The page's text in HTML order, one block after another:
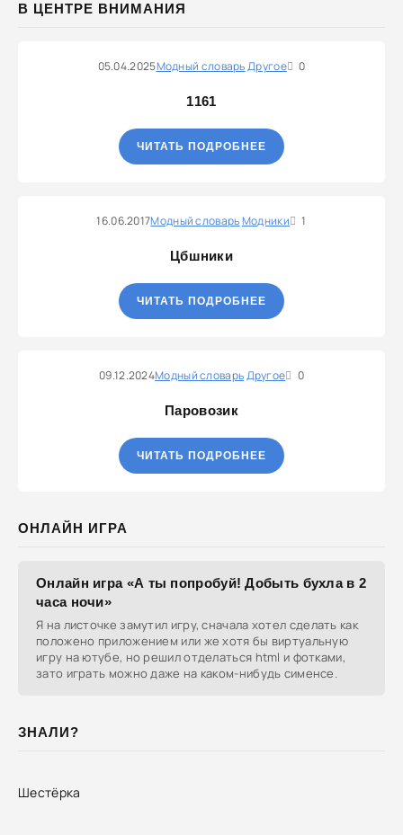
В ЦЕНТРЕ ВНИМАНИЯ
05.04.2025Модный словарьДругое 0
1161
ЧИТАТЬ ПОДРОБНЕЕ
16.06.2017Модный словарьМодники 1
Цбшники
ЧИТАТЬ ПОДРОБНЕЕ
09.12.2024Модный словарьДругое 0
Паровозик
ЧИТАТЬ ПОДРОБНЕЕ
ОНЛАЙН ИГРА
Онлайн игра «А ты попробуй! Добыть бухла в 2
часа ночи»
Я на листочке замутил игру, сначала хотел сделать как
положено приложением или же хотя бы виртуальную
игру на ютубе, но решил отделаться html и фотками,
зато играть можно даже на каком-нибудь сименсе.
ЗНАЛИ?
Шестёрка